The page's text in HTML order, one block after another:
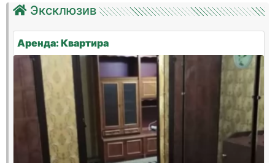
Эксклюзив
Аренда: Квартира